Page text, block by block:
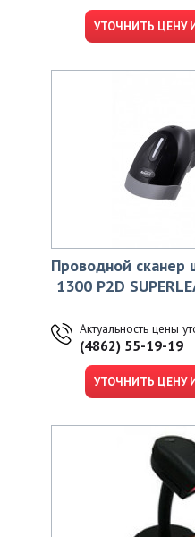
УТОЧНИТЬ ЦЕНУ
Проводной сканер
1300 P2D
Актуальность цены
(4862) 55-19-19
УТОЧНИТЬ ЦЕНУ